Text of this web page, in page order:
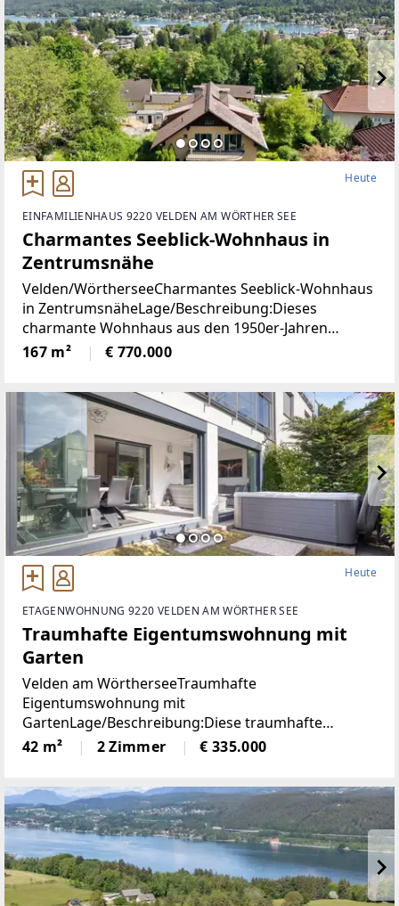
Heute
EINFAMILIENHAUS 9220 VELDEN AM WÖRTHER SEE
Charmantes Seeblick-Wohnhaus in
Zentrumsnähe
Velden/WörtherseeCharmantes Seeblick-Wohnhaus
in ZentrumsnäheLage/Beschreibung:Dieses
charmante Wohnhaus aus den 1950er-Jahren
vereint eine hervorragende Aussichtslage mit viel
Potenzial zur Verwirklichung individueller
167 m² € 770.000
Heute
ETAGENWOHNUNG 9220 VELDEN AM WÖRTHER SEE
Traumhafte Eigentumswohnung mit
Garten
Velden am WörtherseeTraumhafte
Eigentumswohnung mit
GartenLage/Beschreibung:Diese traumhafte
Gartenwohnung liegt nur 800 Meter vom Zentrum
Veldens entfernt und bietet eine perfekte
Dank der westlichen
42 m² 2 Zimmer € 335.000